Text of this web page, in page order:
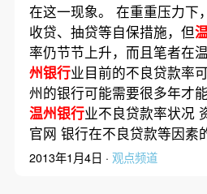
在这一现象。 在重重压力下
收贷、抽贷等自保措施，但
率仍节节上升，而且笔者在
州银行业目前的不良贷款率
州的银行可能需要很多年才
温州银行业不良贷款率状况
官网 银行在不良贷款等因
2013年1月4日 · 观点频道